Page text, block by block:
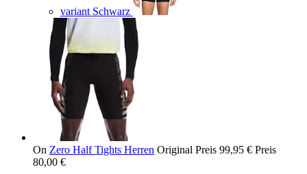
variant Schwarz
On Zero Half Tights Herren Original Preis 99,95 € Preis
80,00 €